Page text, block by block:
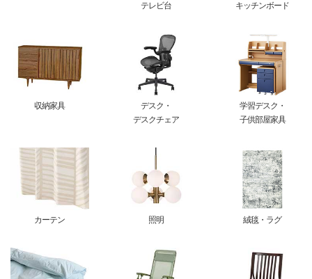
テレビ台
キッチンボード
収納家具
デスク・
デスクチェア
学習デスク・
子供部屋家具
カーテン 照明 絨毯・ラグ